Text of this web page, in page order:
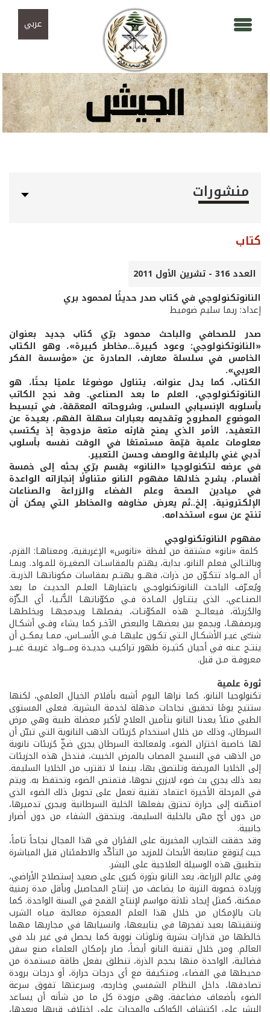
عربي
منشورات
كتاب
العدد 316 - تشرين الأول 2011
النانوتكنولوجي في كتاب صدر حديثًا لمحمود بري
إعداد: ريما سليم ضوميط
صدر للصحافي والباحث محمود برّي كتاب جديد بعنوان
«النانوتكنولوجي: وعود كبيرة...مخاطر كبيرة»، وهو الكتاب
الخامس في سلسلة معارف، الصادرة عن «مؤسسة الفكر
العربي».
الكتاب، كما يدل عنوانه، يتناول موضوعًا علميًا بحتًا، هو
النانوتكنولوجي، العلم ما بعد الصناعي. وقد نجح الكاتب
بأسلوبه الإنسيابي السلس، وشروحاته المعمّقة، في تبسيط
الموضوع المطروح وتقديمه بعبارات سهلة الفهم، بعيدة عن
التعقيد، الأمر الذي يمنح قارئه متعة مزدوجة إذ يكتسب
معلومات علمية قيّمة مستمتعًا في الوقت نفسه بأسلوب
أدبي غني بالبلاغة والوصف وحسن التعبير.
في عرضه لتكنولوجيا «النانو» يقسم برّي بحثه إلى خمسة
أقسام، يشرح خلالها مفهوم النانو متناولًا إنجازاته الواعدة
في ميادين الصحة وعلم الفضاء والزراعة والصناعات
الإلكترونية، إلخ..ثم يعرض مخاوفه والمخاطر التي يمكن أن
تنتج عن سوء استخدامه.
مفهوم النانوتكنولوجي
كلمة «نانو» مشتقة من لفظة «نانوس» الإغريقية، ومعناهـا: القزم،
وبالتـالي فعلم النانو، بداية، يهتم بالمقاسـات الصغيـرة للمـواد. وبمـا
أن المــواد تتكـوّن من ذرات، فهــو يهتـم بمقاسات مكوناتهـا الذريـة.
ويُعـرّف الباحـث النانوتكنولوجـي باعتبارهـا العلـم الحديـث ما بعد
الصنـاعي، الذي يتنـاول المـادة فـي مكوّناتهـا الدُّنـيا، أي الـذّرّة
والجُزيئة، فيعالــج هذه المكوّنـات، يفصلهـا ويدمجهـا ويخلطهـا
ويرصفهـا، ويجمع بين بعضهـا والبعض الآخـر كما يشاء وفـي أشكـال
شتـّى غيـر الأشكـال الـتي تكـون عليهـا فـي الأســاس، ممـا يمكــن أن
ينتـج عـنه في أحيان كثيـرة ظهور تراكيـب جديـدة ومـــواد غريبـة غيــر
معروفـة مـن قبل.
ثورة علمية
تكنولوجيا النانو، كما نراها اليوم أشبه بأفلام الخيال العلمي، لكنها
ستتيح يومًا تحقيق نجاحات مذهلة لخدمة البشرية. فعلى المستوى
الطبي مثلاً يعدنا النانو بتأمين العلاج لأكبر معضلة طبية وهي مرض
السرطان، وذلك من خلال استخدام جُزيئات الذهب النانوية التي تبيّن أن
لها خاصية اختزان الضوء. ولمعالجة السرطان يجري ضخّ جُزيئات نانوية
من الذهب في النسيج المصاب بالمرض الخبيث، فتدخل هذه الجزيئات
إلى الخلايا المريضة وتلتصق بها، بينما لا تقترب من الخلايا السليمة.
بعد ذلك يجري بث ضوء لايزري نحوها، فتمتص الضوء وتحتفظ به. ويتم
في المرحلة الأخيرة اعتماد تقنية تعمل على تحويل ذلك الضوء الذي
امتصّته إلى حرارة تحترق بفعلها الخلية السرطانية ويجري تدميرها،
من دون أيّ مسّ بالخلية السليمة، ويتحقق الشفاء من دون أضرار
جانبية.
وقد حققت التجارب المخبرية على الفئران في هذا المجال نجاحاً تاماً،
حيث يُتوقع متابعة الأبحاث للمزيد من التأكّد والاطمئنان قبل المباشرة
بتطبيق هذه الوسيلة العلاجية على البشر.
وفي عالم الزراعة، يعد النانو بثورة كبرى على صعيد إستصلاح الأراضي،
وزيادة خصوبة التربة ما يضاعف من إنتاج المحاصيل وبأقل مدة زمنية
ممكنة، كمثل إيجاد ثلاثة مواسم لإنتاج القمح في السنة الواحدة. كما
بات بالإمكان من خلال هذا العلم المعجزة معالجة مياه الشرب
وتنقيتها بعيد تفجرها في ينابيعها، وانسيابها في مجاريها مهما
خالطها من قذارات بشرية وتلوثات نووية كما يحصل في غير بلد في
العالم. ومن خلال تقنية النانو أيضاً، صار بإمكان العلماء صنع سفن
فضائية، الواحدة منها بحجم الذرة، تنطلق بفعل طاقة مستمدة من
محيطها في الفضاء، ومتكيفة مع أي درجات حرارة، أو درجات برودة
تصادفها، داخل النظام الشمسي وخارجه، وسرعتها تفوق سرعة
الضوء بأضعاف مضاعفة، وهي مزودة كل ما من شأنه أن يساعد